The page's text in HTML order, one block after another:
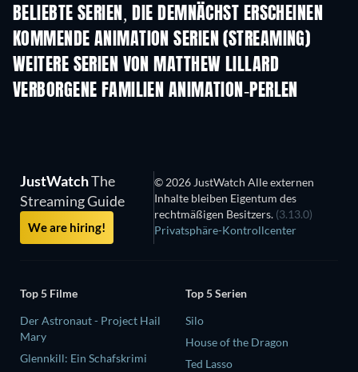
BELIEBTE SERIEN, DIE DEMNÄCHST ERSCHEINEN
Serie Serie
KOMMENDE ANIMATION SERIEN (STREAMING)
Staffel 2 Staffel 2
WEITERE SERIEN VON MATTHEW LILLARD
Serie
VERBORGENE FAMILIEN ANIMATION-PERLEN
JustWatchThe
Streaming Guide
We are hiring!
© 2026 JustWatch Alle externen
Inhalte bleiben Eigentum des
rechtmäßigen Besitzers. (3.13.0)
Privatsphäre-Kontrollcenter
Top 5 Filme
Der Astronaut - Project Hail
Mary
Glennkill: Ein Schafskrimi
Top 5 Serien
Silo
House of the Dragon
Ted Lasso